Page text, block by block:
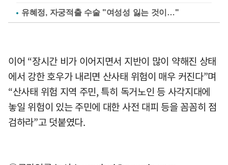
유혜정, 자궁적출 수술 "여성성 잃는 것이…"
이어 “장시간 비가 이어지면서 지반이 많이 약해진 상태
에서 강한 호우가 내리면 산사태 위험이 매우 커진다”며
“산사태 위험 지역 주민, 특히 독거노인 등 사각지대에
놓일 위험이 있는 주민에 대한 사전 대피 등을 꼼꼼히 점
검하라”고 덧붙였다.